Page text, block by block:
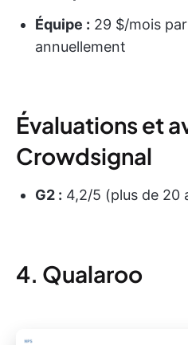
Équipe : 29 $/mois
annuellement
Évaluations et
Crowdsignal
G2 : 4,2/5 (plus de 20
4. Qualaroo